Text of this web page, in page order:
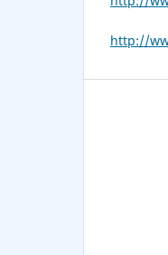
http://